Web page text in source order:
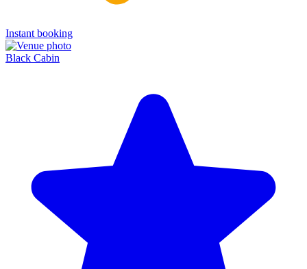
Instant booking
Black Cabin